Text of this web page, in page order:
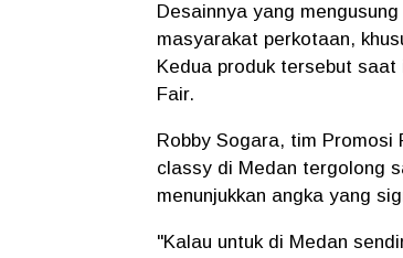
Desainnya yang
masyarakat perkotaan,
Kedua produk tersebut
Fair.
Robby Sogara, tim Promosi
classy di Medan tergolong
menunjukkan angka yang
"Kalau untuk di Medan